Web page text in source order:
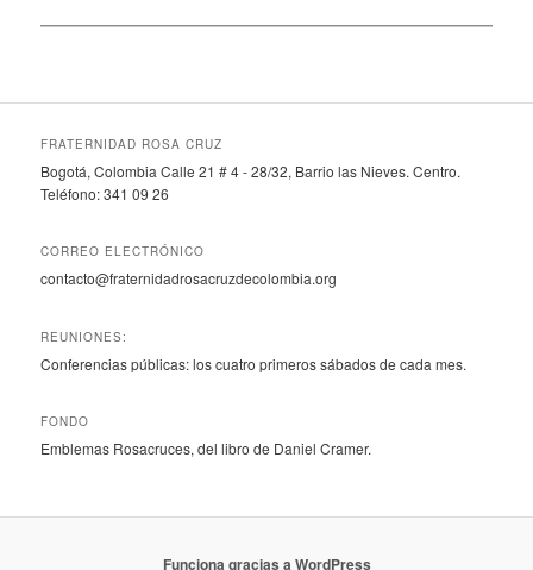
FRATERNIDAD ROSA CRUZ
Bogotá, Colombia Calle 21 # 4 - 28/32, Barrio las Nieves. Centro.
Teléfono: 341 09 26
CORREO ELECTRÓNICO
contacto@fraternidadrosacruzdecolombia.org
REUNIONES:
Conferencias públicas: los cuatro primeros sábados de cada mes.
FONDO
Emblemas Rosacruces, del libro de Daniel Cramer.
Funciona gracias a WordPress